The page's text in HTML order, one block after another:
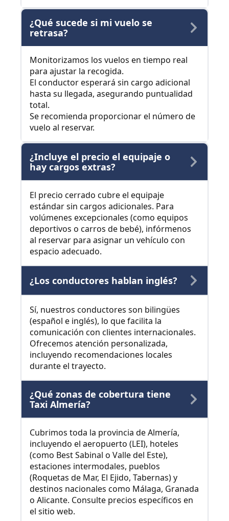
¿Qué sucede si mi vuelo se
retrasa?
Monitorizamos los vuelos en tiempo real
para ajustar la recogida.
El conductor esperará sin cargo adicional
hasta su llegada, asegurando puntualidad
total.
Se recomienda proporcionar el número de
vuelo al reservar.
¿Incluye el precio el equipaje o
hay cargos extras?
El precio cerrado cubre el equipaje
estándar sin cargos adicionales. Para
volúmenes excepcionales (como equipos
deportivos o carros de bebé), infórmenos
al reservar para asignar un vehículo con
espacio adecuado.
¿Los conductores hablan inglés?
Sí, nuestros conductores son bilingües
(español e inglés), lo que facilita la
comunicación con clientes internacionales.
Ofrecemos atención personalizada,
incluyendo recomendaciones locales
durante el trayecto.
¿Qué zonas de cobertura tiene
Taxi Almería?
Cubrimos toda la provincia de Almería,
incluyendo el aeropuerto (LEI), hoteles
(como Best Sabinal o Valle del Este),
estaciones intermodales, pueblos
(Roquetas de Mar, El Ejido, Tabernas) y
destinos nacionales como Málaga, Granada
o Alicante. Consulte precios específicos en
el sitio web.